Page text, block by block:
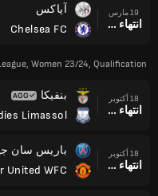
19 مارس
انتهاء وقت المباراة
آياكس
Chelsea FC
Women 23/24, Qualification
18 أكتوبر
انتهاء وقت المباراة
بنفيكا
Limassol
18 أكتوبر
انتهاء وقت المباراة
باريس سان
United WFC